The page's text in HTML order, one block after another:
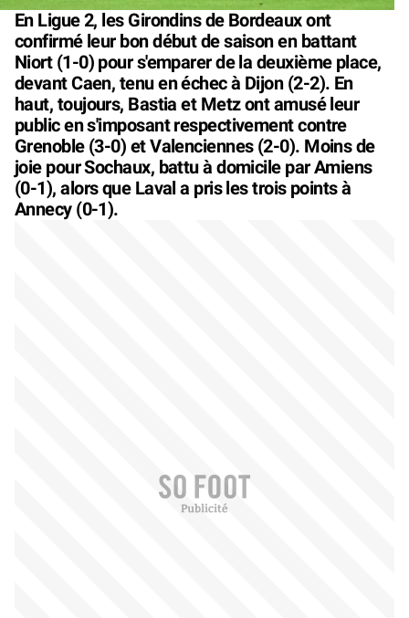
En Ligue 2, les Girondins de Bordeaux ont
confirmé leur bon début de saison en battant
Niort (1-0) pour s'emparer de la deuxième place,
devant Caen, tenu en échec à Dijon (2-2). En
haut, toujours, Bastia et Metz ont amusé leur
public en s'imposant respectivement contre
Grenoble (3-0) et Valenciennes (2-0). Moins de
joie pour Sochaux, battu à domicile par Amiens
(0-1), alors que Laval a pris les trois points à
Annecy (0-1).